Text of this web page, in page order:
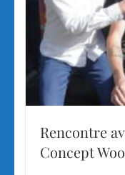
Rencontre
Concept